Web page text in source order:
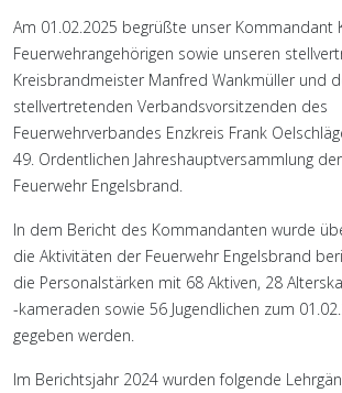
Am 01.02.2025 begrüßte unser Kommandant
Feuerwehrangehörigen sowie unseren
Kreisbrandmeister Manfred Wankmüller und
stellvertretenden Verbandsvorsitzenden des
Feuerwehrverbandes Enzkreis Frank
49. Ordentlichen Jahreshauptversammlung
Feuerwehr Engelsbrand.
In dem Bericht des Kommandanten wurde
die Aktivitäten der Feuerwehr Engelsbrand
die Personalstärken mit 68 Aktiven, 28
-kameraden sowie 56 Jugendlichen zum
gegeben werden.
Im Berichtsjahr 2024 wurden folgende